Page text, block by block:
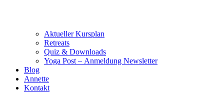
Aktueller Kursplan
Retreats
Quiz & Downloads
Yoga Post – Anmeldung Newsletter
Blog
Annette
Kontakt